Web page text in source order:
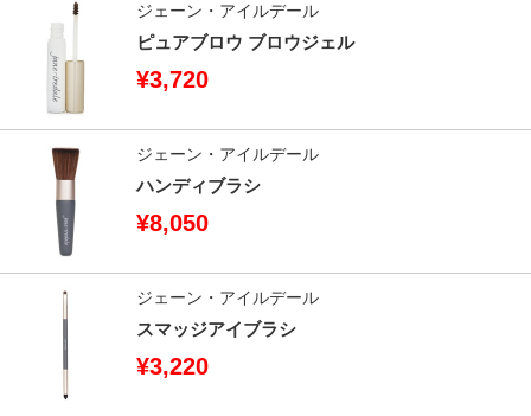
ジェーン・アイルデール
ピュアブロウ ブロウジェル
¥3,720
ジェーン・アイルデール
ハンディブラシ
¥8,050
ジェーン・アイルデール
スマッジアイブラシ
¥3,220